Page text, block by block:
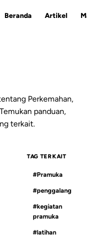
Beranda Artikel
Perkemahan,
panduan,
terkait.
TAG TERKAIT
#Pramuka
#penggalang
#kegiatan
pramuka
#latihan